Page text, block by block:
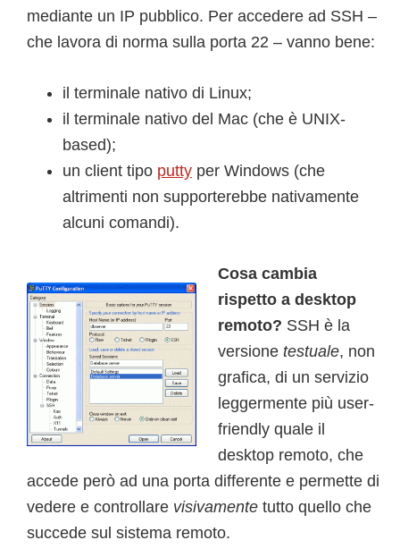
mediante un IP pubblico. Per accedere ad SSH –
che lavora di norma sulla porta 22 – vanno bene:
il terminale nativo di Linux;
il terminale nativo del Mac (che è UNIX-
based);
un client tipo putty per Windows (che
altrimenti non supporterebbe nativamente
alcuni comandi).
Cosa cambia
rispetto a desktop
remoto? SSH è la
versione testuale, non
grafica, di un servizio
leggermente più user-
friendly quale il
desktop remoto, che
accede però ad una porta differente e permette di
vedere e controllare visivamente tutto quello che
succede sul sistema remoto.